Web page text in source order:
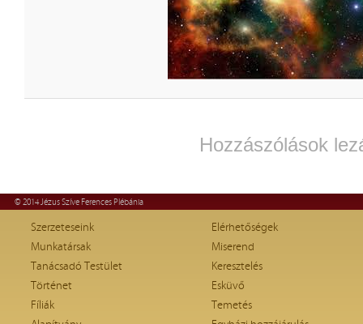
Hozzászólások
© 2014 Jézus Szíve Ferences Plébánia
Szerzeteseink
Munkatársak
Tanácsadó Testület
Történet
Fíliák
Elérhetőségek
Miserend
Keresztelés
Esküvő
Temetés